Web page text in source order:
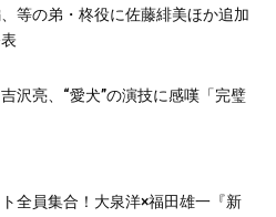
等の弟・柊役に佐藤緋美ほか追加
吉沢亮、“愛⽝”の演技に感嘆「完璧
全員集合！大泉洋×福田雄一『新